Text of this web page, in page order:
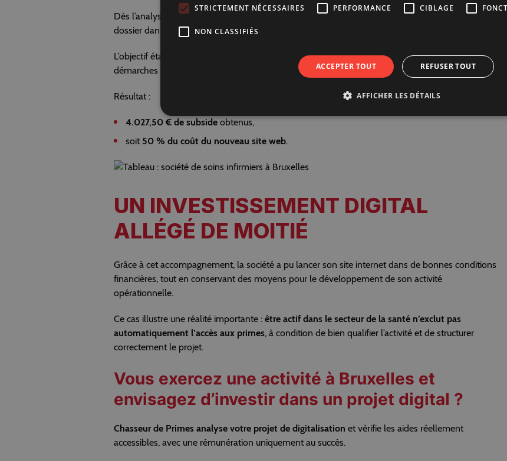
Dès l’analyse du projet,
a confirmé l’éligibilité de l’activité et structuré le
dossier dans le cadre des aides à ladigitalisation
L’objectif était clair : activer le bon dispositif, au bon moment, sans complexifier inutilement les
démarches pour la dirigeante.
Résultat :
4.027,50 € de subside obtenus,
soit 50 % du coût du nouveau site web.
UN INVESTISSEMENT DIGITAL
ALLÉGÉ DE MOITIÉ
Grâce à cet accompagnement, la société a pu lancer son site internet dans de bonnes conditions
financières, tout en conservant des moyens pour le développement de son activité
opérationnelle.
Ce cas illustre une réalité importante :être actif dans le secteur de la santé n’exclut pas
automatiquement l’accès aux primes, à condition de bien qualifier l’activité et de structurer
correctement le projet.
Vous exercez une activité à Bruxelles et
envisagez d’investir dans un projet digital ?
Chasseur de Primes analyse votre projet de digitalisation et vérifie les aides réellement
accessibles, avec une rémunération uniquement au succès.
STRICTEMENT NÉCESSAIRES PERFORMANCE CIBLAGE
NON CLASSIFIÉS
ACCEPTER TOUT REFUSER TOUT
AFFICHER LES DÉTAILS